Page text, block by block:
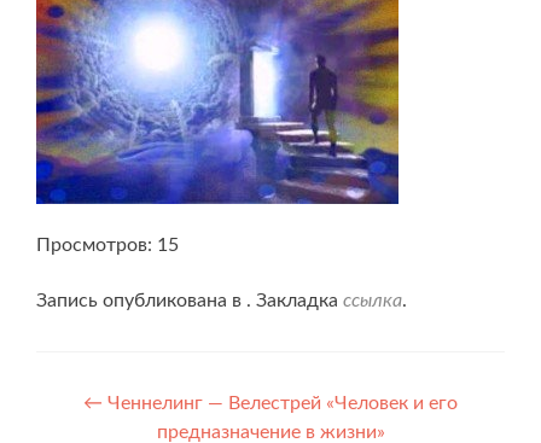
Просмотров: 15
Запись опубликована в . Закладка ссылка.
Навигация
← Ченнелинг — Велестрей «Человек и его
предназначение в жизни»